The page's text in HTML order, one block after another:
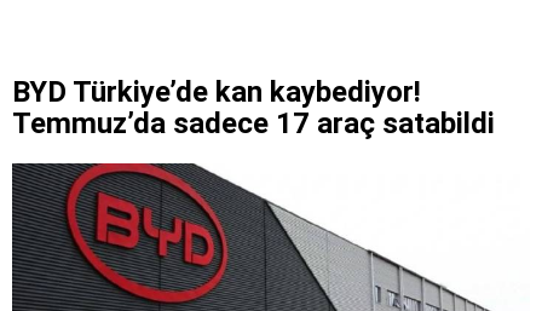
BYD Türkiye’de kan kaybediyor!
Temmuz’da sadece 17 araç satabildi